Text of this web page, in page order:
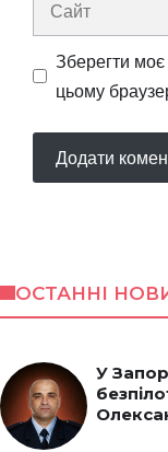
Зберегти
цьому
ОСТАННІ
У